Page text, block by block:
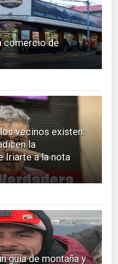
comercio de
vecinos existen:
la
Iriarte a la nota
guía de montaña y